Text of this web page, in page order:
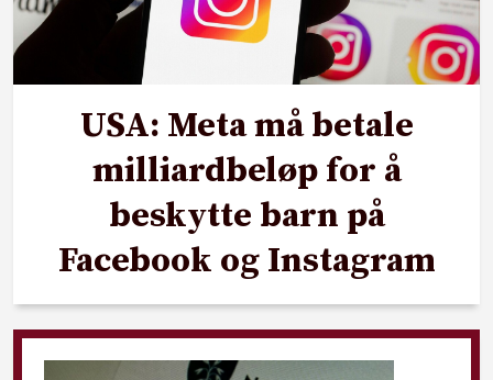
USA: Meta må betale
milliardbeløp for å
beskytte barn på
Facebook og Instagram